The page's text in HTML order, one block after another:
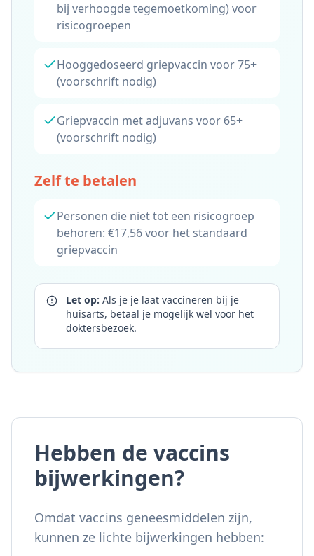
bij verhoogde tegemoetkoming) voor
risicogroepen
Hooggedoseerd griepvaccin voor 75+
(voorschrift nodig)
Griepvaccin met adjuvans voor 65+
(voorschrift nodig)
Zelf te betalen
Personen die niet tot een risicogroep
behoren: €17,56 voor het standaard
griepvaccin
Let op: Als je je laat vaccineren bij je
huisarts, betaal je mogelijk wel voor het
doktersbezoek.
Hebben de vaccins
bijwerkingen?
Omdat vaccins geneesmiddelen zijn,
kunnen ze lichte bijwerkingen hebben: